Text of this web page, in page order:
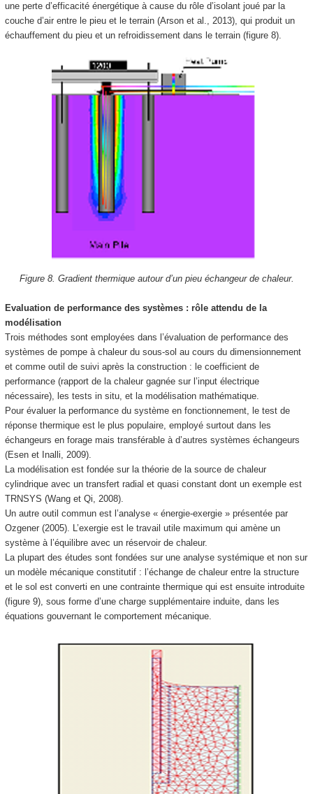
une perte d’efficacité énergétique à cause du rôle d’isolant joué par la
couche d’air entre le pieu et le terrain (Arson et al., 2013), qui produit un
échauffement du pieu et un refroidissement dans le terrain (figure 8).
Figure 8. Gradient thermique autour d’un pieu échangeur de chaleur.
Evaluation de performance des systèmes : rôle attendu de la
modélisation
Trois méthodes sont employées dans l’évaluation de performance des
systèmes de pompe à chaleur du sous-sol au cours du dimensionnement
et comme outil de suivi après la construction : le coefficient de
performance (rapport de la chaleur gagnée sur l’input électrique
nécessaire), les tests in situ, et la modélisation mathématique.
Pour évaluer la performance du système en fonctionnement, le test de
réponse thermique est le plus populaire, employé surtout dans les
échangeurs en forage mais transférable à d’autres systèmes échangeurs
(Esen et Inalli, 2009).
La modélisation est fondée sur la théorie de la source de chaleur
cylindrique avec un transfert radial et quasi constant dont un exemple est
TRNSYS (Wang et Qi, 2008).
Un autre outil commun est l’analyse « énergie-exergie » présentée par
Ozgener (2005). L’exergie est le travail utile maximum qui amène un
système à l’équilibre avec un réservoir de chaleur.
La plupart des études sont fondées sur une analyse systémique et non sur
un modèle mécanique constitutif : l’échange de chaleur entre la structure
et le sol est converti en une contrainte thermique qui est ensuite introduite
(figure 9), sous forme d’une charge supplémentaire induite, dans les
équations gouvernant le comportement mécanique.